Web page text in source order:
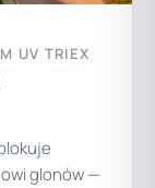
UV TRIEX
glonów —